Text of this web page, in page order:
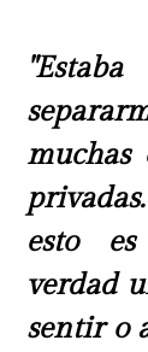
muchas
esto
verdad
sentir o